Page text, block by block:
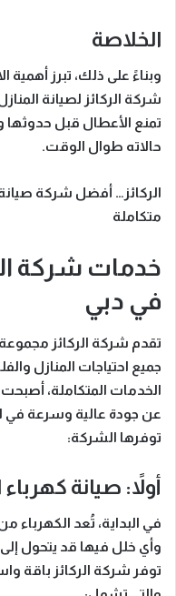
الخلاصة
وبناءً على ذلك، تبرز
شركة الركائز لصيانة
تمنع الأعطال قبل
حالاته طوال الوقت.
الركائز… أفضل شركة
متكاملة
خدمات شركة
في دبي
تقدم شركة الركائز
جميع احتياجات المنازل
الخدمات المتكاملة، أصبحت
عن جودة عالية وسرعة في
توفرها الشركة:
أولاً: صيانة
في البداية، تُعد الكهرباء
وأي خلل فيها قد يتحول
توفر شركة الركائز باقة